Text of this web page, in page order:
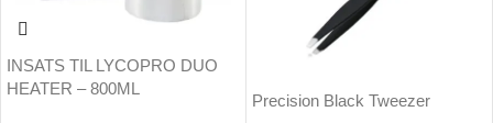
INSATS TIL LYCOPRO DUO
HEATER – 800ML
Precision Black Tweezer